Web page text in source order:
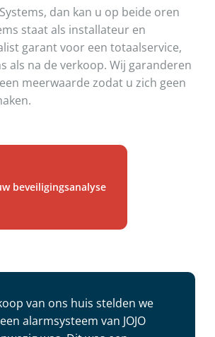
dan kan u op beide oren
staat als installateur en
garant voor een totaalservice,
als na de verkoop. Wij garanderen
meerwaarde zodat u zich geen
beveiligingsanalyse
van ons huis stelden we
alarmsysteem van JOJO